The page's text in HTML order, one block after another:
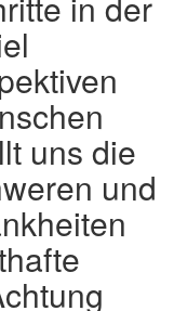
uns die
und